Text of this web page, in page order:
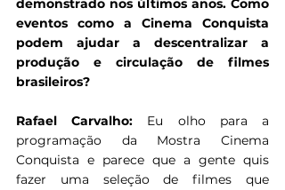
demonstrado nos últimos anos. Como
eventos como a Cinema Conquista
podem ajudar a descentralizar a
produção e circulação de filmes
brasileiros?
Rafael Carvalho: Eu olho para a
programação da Mostra Cinema
Conquista e parece que a gente quis
fazer uma seleção de filmes que